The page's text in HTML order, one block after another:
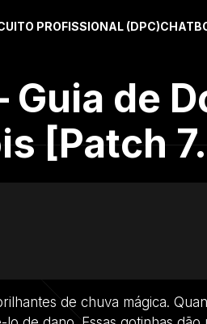
PROFISSIONAL (DPC)
de
[Patch
de chuva mágica.